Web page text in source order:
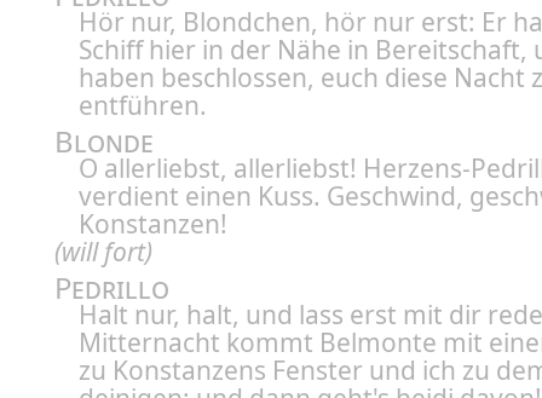
Hör nur, Blondchen, hör nur erst: Er
Schiff hier in der Nähe in Bereitschaft,
haben beschlossen, euch diese Nacht
entführen.
Blonde
O allerliebst, allerliebst! Herzens-
verdient einen Kuss. Geschwind,
Konstanzen!
(will fort)
Pedrillo
Halt nur, halt, und lass erst mit dir
Mitternacht kommt Belmonte mit
zu Konstanzens Fenster und ich zu